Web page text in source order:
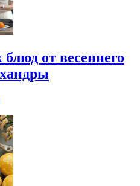
от весеннего